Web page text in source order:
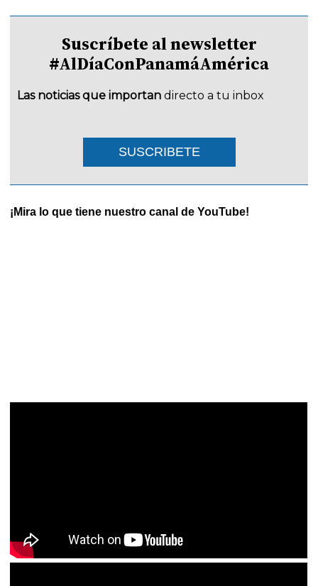
Suscríbete al newsletter
#AlDíaConPanamáAmérica
Las noticias que importan directo a tu inbox
SUSCRIBETE
¡Mira lo que tiene nuestro canal de YouTube!